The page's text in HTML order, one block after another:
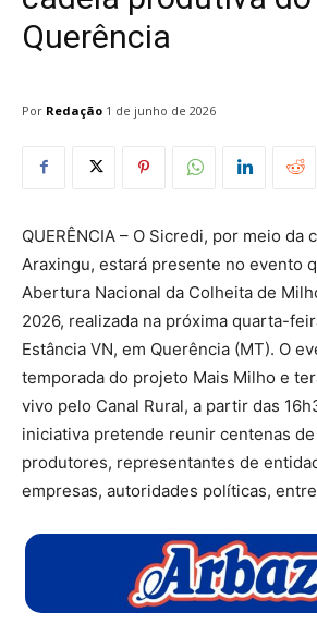
Querência
Por Redação 1 de junho de 2026
QUERÊNCIA – O Sicredi, por meio da
Araxingu, estará presente no evento
Abertura Nacional da Colheita de
2026, realizada na próxima quarta-
Estância VN, em Querência (MT). O
temporada do projeto Mais Milho e
vivo pelo Canal Rural, a partir das
iniciativa pretende reunir centenas
produtores, representantes de
empresas, autoridades políticas,